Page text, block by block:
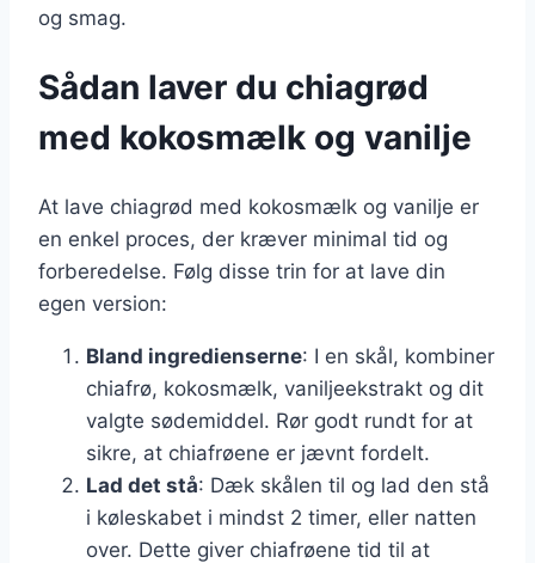
og smag.
Sådan laver du chiagrød
med kokosmælk og vanilje
At lave chiagrød med kokosmælk og vanilje er
en enkel proces, der kræver minimal tid og
forberedelse. Følg disse trin for at lave din
egen version:
Bland ingredienserne: I en skål, kombiner
chiafrø, kokosmælk, vaniljeekstrakt og dit
valgte sødemiddel. Rør godt rundt for at
sikre, at chiafrøene er jævnt fordelt.
Lad det stå: Dæk skålen til og lad den stå
i køleskabet i mindst 2 timer, eller natten
over. Dette giver chiafrøene tid til at